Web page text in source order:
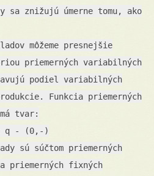
sa znižujú úmerne tomu, ako
môžeme presnejšie
priemerných variabilných
podiel variabilných
Funkcia priemerných
tvar:
q - (0,-)
sú súčtom priemerných
priemerných fixných